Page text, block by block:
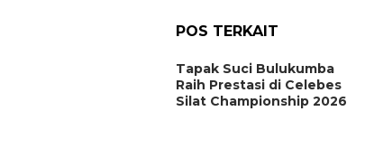
POS TERKAIT
Tapak Suci Bulukumba
Raih Prestasi di Celebes
Silat Championship 2026